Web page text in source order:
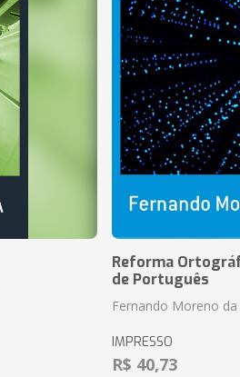
Reforma
de Português
Fernando Moreno da
IMPRESSO
R$ 40,73